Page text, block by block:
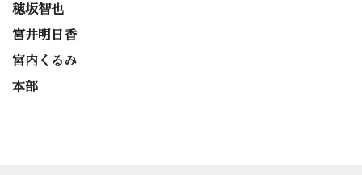
穂坂智也
宮井明日香
宮内くるみ
本部